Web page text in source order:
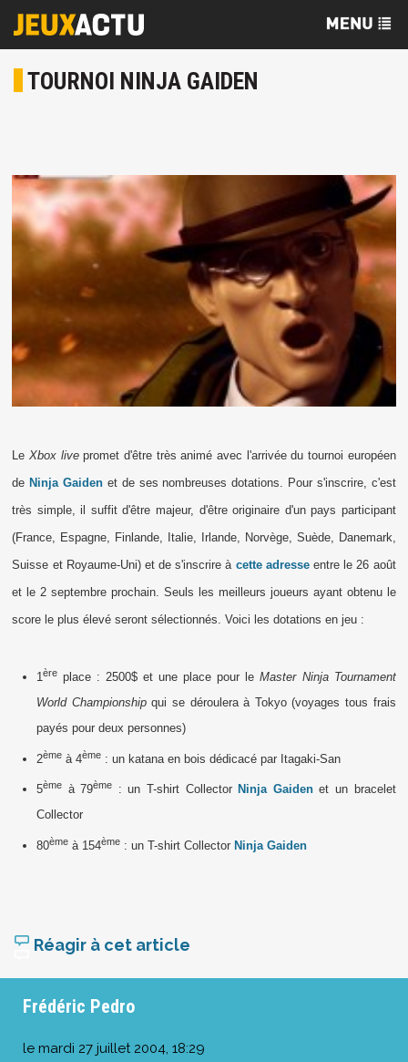
TOURNOI NINJA GAIDEN
LeXbox livepromet d'être très animé avec l'arrivée du tournoi européen
de Ninja Gaiden et de ses nombreuses dotations. Pour s'inscrire, c'est
très simple, il suffit d'être majeur, d'être originaire d'un pays participant
(France, Espagne, Finlande, Italie, Irlande, Norvège, Suède, Danemark,
Suisse et Royaume-Uni) et de s'inscrire à cette adresseentre le 26 août
et le 2 septembre prochain. Seuls les meilleurs joueurs ayant obtenu le
score le plus élevé seront sélectionnés. Voici les dotations en jeu :
1ère place : 2500$ et une place pour leMaster Ninja Tournament
World Championshipqui se déroulera à Tokyo (voyages tous frais
payés pour deux personnes)
2ème à 4ème : un katana en bois dédicacé par Itagaki-San
5ème à 79ème : un T-shirt Collector Ninja Gaidenet un bracelet
Collector
80ème à 154ème : un T-shirt CollectorNinja Gaiden
Réagir à cet article
Frédéric Pedro
le mardi 27 juillet 2004, 18:29